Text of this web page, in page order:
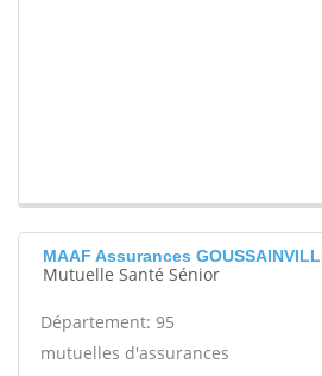
MAAF Assurances
Mutuelle Santé Sénior
Département: 95
mutuelles d'assurances